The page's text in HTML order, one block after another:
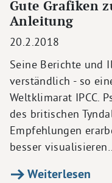
Gute Grafiken
Anleitung
20.2.2018
Seine Berichte und
verständlich - so
Weltklimarat IPCC.
des britischen
Empfehlungen
besser
Weiterlesen